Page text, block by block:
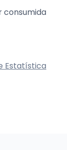
consumida
Estatística